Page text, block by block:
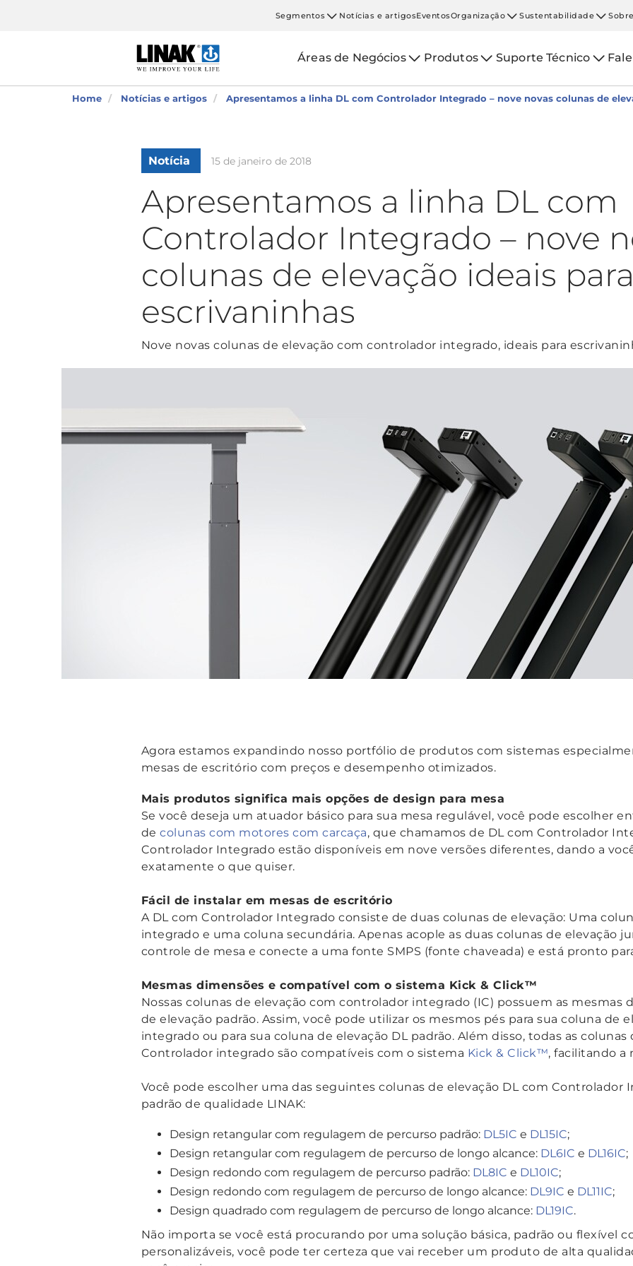
Segmentos Notícias e artigosEventosOrganização Sustentabilidade
Áreas de Negócios Produtos Suporte Técnico
Home Notícias e artigos Apresentamos a linha DL com Controlador Integrado – nove novas colunas de
Notícia 15 de janeiro de 2018
Apresentamos a linha DL com
Controlador Integrado – nove
colunas de elevação ideais
escrivaninhas
Nove novas colunas de elevação com controlador integrado, ideais para
Agora estamos expandindo nosso portfólio de produtos com sistemas
mesas de escritório com preços e desempenho otimizados.
Mais produtos significa mais opções de design para mesa
Se você deseja um atuador básico para sua mesa regulável, você pode escolher
de colunas com motores com carcaça, que chamamos de DL com Controlador
Controlador Integrado estão disponíveis em nove versões diferentes, dando a
exatamente o que quiser.
Fácil de instalar em mesas de escritório
A DL com Controlador Integrado consiste de duas colunas de elevação: Uma
integrado e uma coluna secundária. Apenas acople as duas colunas de elevação
controle de mesa e conecte a uma fonte SMPS (fonte chaveada) e está pronto
Mesmas dimensões e compatível com o sistema Kick & Click™
Nossas colunas de elevação com controlador integrado (IC) possuem as mesmas
de elevação padrão. Assim, você pode utilizar os mesmos pés para sua coluna de
integrado ou para sua coluna de elevação DL padrão. Além disso, todas as colunas
Controlador integrado são compatíveis com o sistema Kick & Click™, facilitando a
Você pode escolher uma das seguintes colunas de elevação DL com Controlador
padrão de qualidade LINAK:
Design retangular com regulagem de percurso padrão: DL5IC e DL15IC;
Design retangular com regulagem de percurso de longo alcance: DL6IC e DL16IC;
Design redondo com regulagem de percurso padrão: DL8IC e DL10IC;
Design redondo com regulagem de percurso de longo alcance: DL9IC e DL11IC;
Design quadrado com regulagem de percurso de longo alcance: DL19IC.
Não importa se você está procurando por uma solução básica, padrão ou flexível
personalizáveis, você pode ter certeza que vai receber um produto de alta